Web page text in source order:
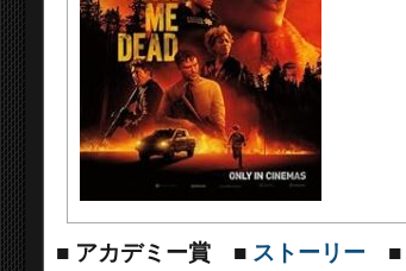
■ アカデミー賞 ■ ストーリー ■